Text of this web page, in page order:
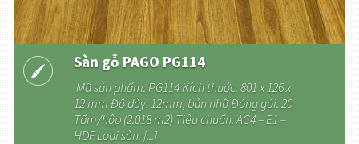
Sàn gỗ PAGO PG114
Mã sản phẩm: PG114 Kích thước: 801 x 126 x
12 mm Độ dày: 12mm, bản nhỡ Đóng gói: 20
Tấm/hộp (2.018 m2) Tiêu chuẩn: AC4 – E1 –
HDF Loại sàn: [...]